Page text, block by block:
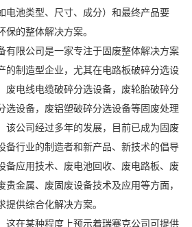
电池类型、尺寸、成分）和最终产品要
的整体解决方案。
限公司是一家专注于固废整体解决方案
的制造型企业，尤其在电路板破碎分选设
废电线电缆破碎分选设备，废轮胎破碎分
选设备，废铝塑破碎分选设备等固废处理
该公司经过多年的发展，目前已成为固废
备行业的制造者和新产品、新技术的倡导
备应用技术、废电池回收、废电路板、废
金属、废固废设备技术及应用等方面，
供综合化解决方案。
在某种程度上预示着瑞赛克公司可提供